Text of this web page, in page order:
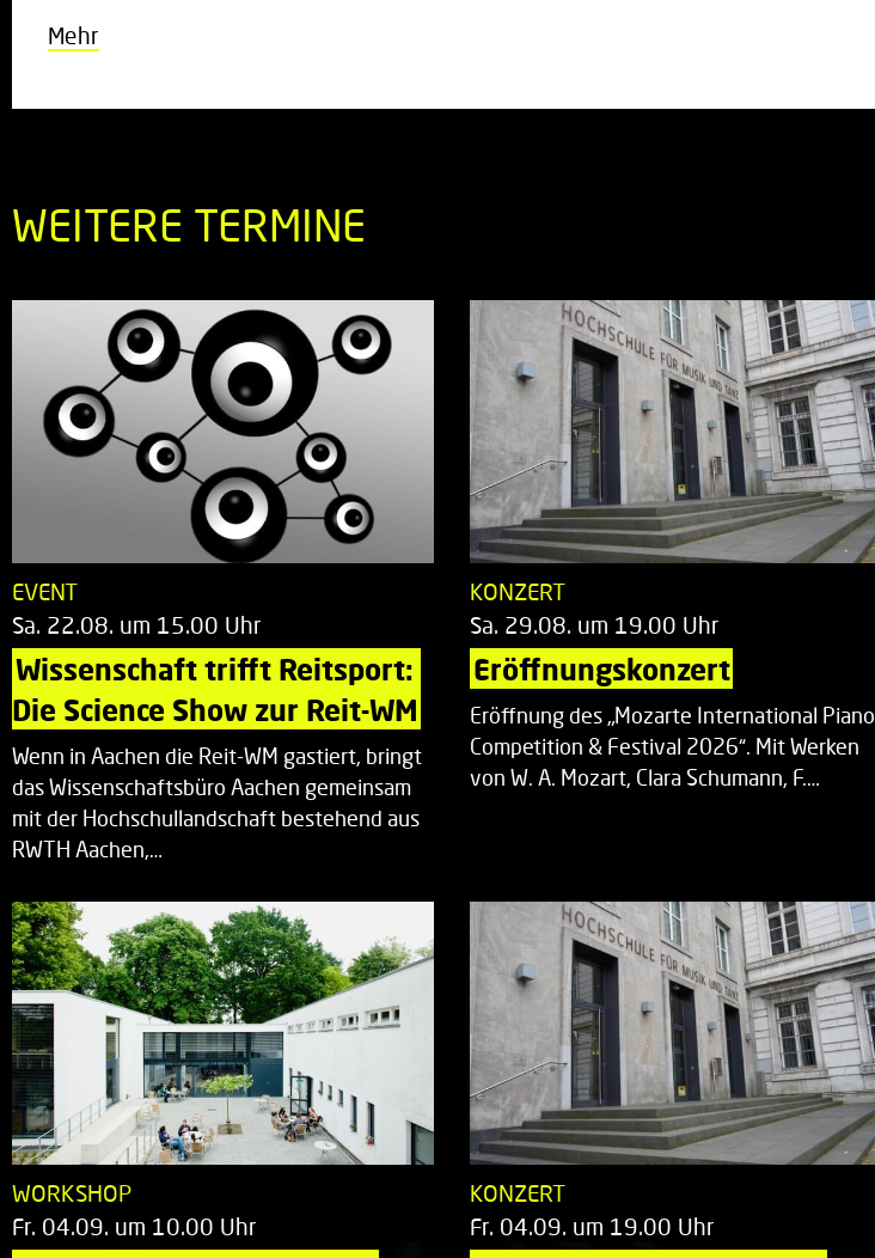
Mehr
WEITERE TERMINE
EVENT
Sa. 22.08. um 15.00 Uhr
Wissenschaft trifft Reitsport:
Die Science Show zur Reit-WM
Wenn in Aachen die Reit-WM gastiert, bringt
das Wissenschaftsbüro Aachen gemeinsam
mit der Hochschullandschaft bestehend aus
RWTH Aachen,…
KONZERT
Sa. 29.08. um 19.00 Uhr
Eröffnungskonzert
Eröffnung des „Mozarte International Piano
Competition & Festival 2026“. Mit Werken
von W. A. Mozart, Clara Schumann, F.…
WORKSHOP
Fr. 04.09. um 10.00 Uhr
KONZERT
Fr. 04.09. um 19.00 Uhr